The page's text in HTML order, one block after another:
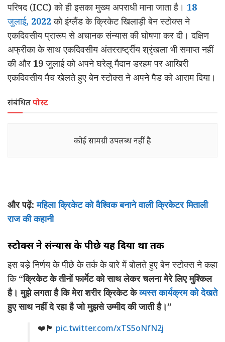
परिषद (ICC)को ही इसका मुख्य अपराधी माना जाता है। 18
जुलाई, 2022को इंग्लैंड के क्रिकेट खिलाड़ी बेन स्टोक्स ने
एकदिवसीय प्रारूप से अचानक संन्यास की घोषणा कर दी। दक्षिण
अफ्रीका के साथ एकदिवसीय अंतररार्ष्ट्रीय श्रृंखला भी समाप्त नहीं
की और 19जुलाई को अपने घरेलू मैदान डरहम पर आखिरी
एकदिवसीय मैच खेलते हुए बेन स्टोक्स ने अपने पैड को आराम दिया।
संबंधितपोस्ट
कोई सामग्री उपलब्ध नहीं है
और पढ़ें:महिला क्रिकेट को वैश्विक बनाने वाली क्रिकेटर मिताली
राज की कहानी
स्टोक्स ने संन्यास के पीछे यह दिया था तर्क
इस बड़े निर्णय के पीछे के तर्क के बारे में बोलते हुए बेन स्टोक्स ने कहा
कि “क्रिकेट के तीनों फार्मेट को साथ लेकर चलना मेरे लिए मुश्किल
है। मुझे लगता है कि मेरा शरीर क्रिकेट केव्यस्त कार्यक्रम को देखते
हुए साथ नहीं दे रहा है जो मुझसे उम्मीद की जाती है।”
❤️🏴󠁧󠁢󠁥󠁮󠁧󠁿 pic.twitter.com/xTS5oNfN2j